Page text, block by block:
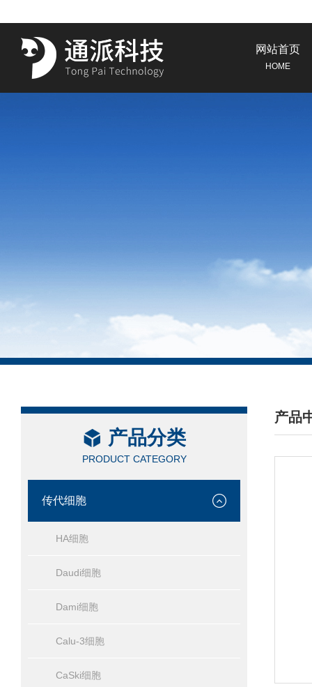
网站首页
HOME
产品分类
PRODUCT CATEGORY
传代细胞
HA细胞
Daudi细胞
Dami细胞
Calu-3细胞
CaSki细胞
产品
/